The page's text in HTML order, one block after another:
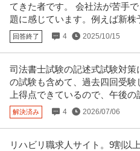
てきた者です。 会社法が苦手
題に感じています。例えば新株
回答終了 4 2025/10/15
司法書士試験の記述式試験対
の試験も含めて、過去四回受験
上得点できているので、午後
解決済み 4 2026/07/06
リハビリ職求人サイト。9割以